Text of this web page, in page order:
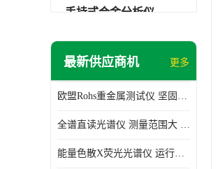
手持式合金分析仪
手持式矿石分析仪
光电直读光谱仪
便携式水质重金属检测仪
最新供应商机 更多
欧盟Rohs重金属测试仪 坚固耐用 测试结果清晰显示
全谱直读光谱仪 测量范围大 抗干扰性能好
能量色散X荧光光谱仪 运行稳定性高 方便样品的测量